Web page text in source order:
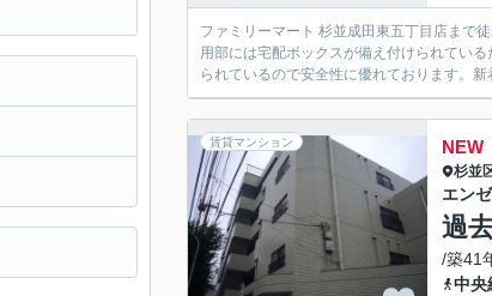
ファミリーマート 杉並成田東五丁目店まで
用部には宅配ボックスが備え付けられてい
られているので安全性に優れております。
賃貸マンション NEW
杉並
エン
過
/築41
中央